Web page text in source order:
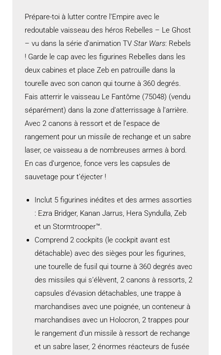
Prépare-toi à lutter contre l’Empire avec le
redoutable vaisseau des héros Rebelles – Le Ghost
– vu dans la série d’animation TV Star Wars: Rebels
! Garde le cap avec les figurines Rebelles dans les
deux cabines et place Zeb en patrouille dans la
tourelle avec son canon qui tourne à 360 degrés.
Fais atterrir le vaisseau Le Fantôme (75048) (vendu
séparément) dans la zone d’atterrissage à l’arrière.
Avec 2 canons à ressort et de l’espace de
rangement pour un missile de rechange et un sabre
laser, ce vaisseau a de nombreuses armes à bord.
En cas d’urgence, fonce vers les capsules de
sauvetage pour t’éjecter !
Inclut 5 figurines inédites et des armes assorties
: Ezra Bridger, Kanan Jarrus, Hera Syndulla, Zeb
et un Stormtrooper™.
Comprend 2 cockpits (le cockpit avant est
détachable) avec des sièges pour les figurines,
une tourelle de fusil qui tourne à 360 degrés avec
des missiles qui s’élèvent, 2 canons à ressorts, 2
capsules d’évasion détachables, une trappe à
marchandises avec une poignée, un conteneur à
marchandises avec un Holocron, 2 trappes pour
le rangement d’un missile à ressort de rechange
et un sabre laser, 2 énormes réacteurs de fusée